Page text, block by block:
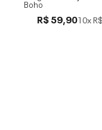
Boho
R$ 59,9010x